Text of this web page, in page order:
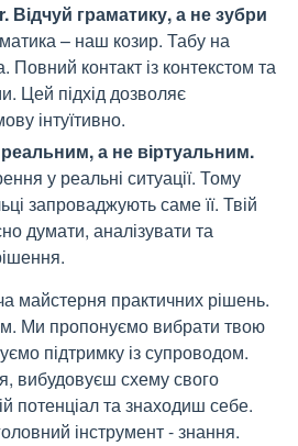
Відчуй граматику, а не зубри
– наш козир. Табу на
Повний контакт із контекстом та
Цей підхід дозволяє
інтуїтивно.
а не віртуальним.
у реальні ситуації. Тому
запроваджують саме її. Твій
думати, аналізувати та
майстерня практичних рішень.
Ми пропонуємо вибрати твою
підтримку із супроводом.
вибудовуєш схему свого
потенціал та знаходиш себе.
інструмент - знання.